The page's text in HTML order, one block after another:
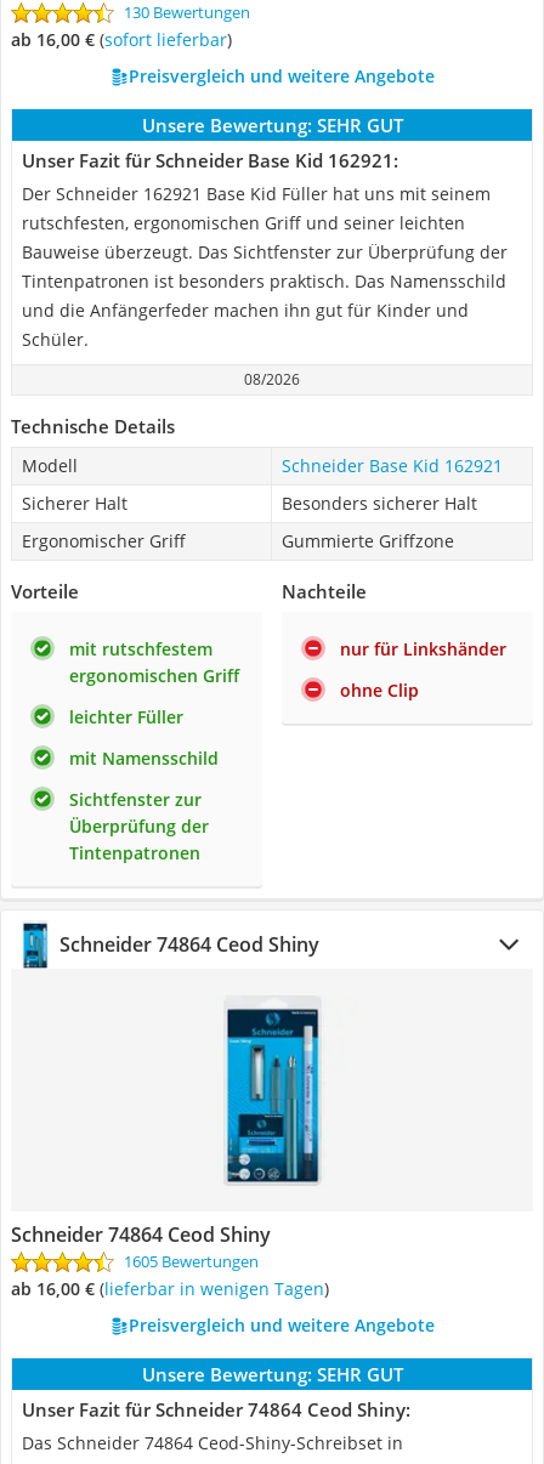
130 Bewertungen
ab 16,00 € ( Sofort lieferbar)
Preisvergleich und weitere Angebote
Unsere Bewertung: SEHR GUT
Unser Fazit für Schneider Base Kid 162921:
Der Schneider 162921 Base Kid Füller hat uns mit seinem
rutschfesten, ergonomischen Griff und seiner leichten
Bauweise überzeugt. Das Sichtfenster zur Überprüfung der
Tintenpatronen ist besonders praktisch. Das Namensschild
und die Anfängerfeder machen ihn gut für Kinder und
Schüler.
08/2026
Technische Details
Modell
Schneider Base Kid 162921
Sicherer Halt
Besonders sicherer Halt
Ergonomischer Griff
Gummierte Griffzone
Vorteile
mit rutschfestem
ergonomischen Griff
leichter Füller
mit Namensschild
Sichtfenster zur
Überprüfung der
Tintenpatronen
Nachteile
nur für Linkshänder
ohne Clip
Schneider 74864 Ceod Shiny
Schneider 74864 Ceod Shiny
1605 Bewertungen
ab 16,00 € ( Lieferbar in wenigen Tagen)
Preisvergleich und weitere Angebote
Unsere Bewertung: SEHR GUT
Unser Fazit für Schneider 74864 Ceod Shiny:
Das Schneider 74864 Ceod-Shiny-Schreibset in